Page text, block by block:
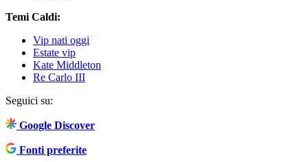
Temi Caldi:
Vip nati oggi
Estate vip
Kate Middleton
Re Carlo III
Seguici su:
Google Discover
Fonti preferite